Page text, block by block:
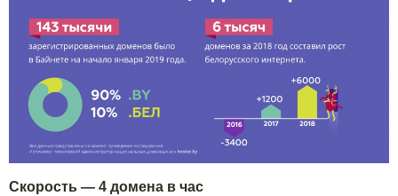
Скорость — 4 домена в час